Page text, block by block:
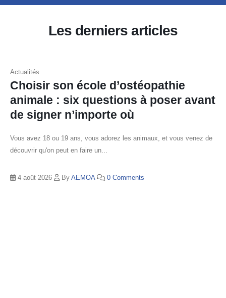
Les derniers articles
Actualités
Choisir son école d’ostéopathie
animale : six questions à poser avant
de signer n’importe où
Vous avez 18 ou 19 ans, vous adorez les animaux, et vous venez de
découvrir qu'on peut en faire un...
4 août 2026 By AEMOA 0 Comments